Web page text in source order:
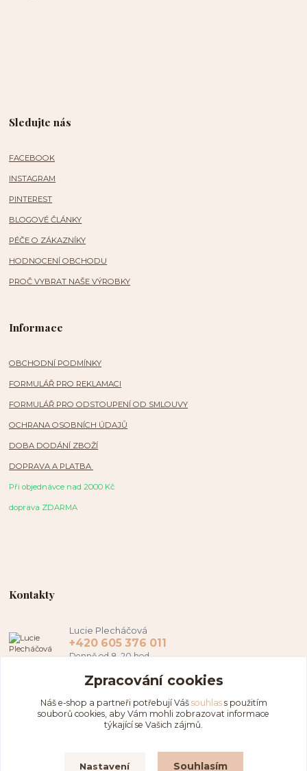
Sledujte nás
FACEBOOK
INSTAGRAM
PINTEREST
BLOGOVÉ ČLÁNKY
PÉČE O ZÁKAZNÍKY
HODNOCENÍ OBCHODU
PROČ VYBRAT NAŠE VÝROBKY
Informace
OBCHODNÍ PODMÍNKY
FORMULÁŘ PRO REKLAMACI
FORMULÁŘ PRO ODSTOUPENÍ OD SMLOUVY
OCHRANA OSOBNÍCH ÚDAJŮ
DOBA DODÁNÍ ZBOŽÍ
DOPRAVA A PLATBA
Při objednávce nad 2000 Kč
doprava ZDARMA
Kontakty
Lucie Plecháčová
+420 605 376 011
Denně od 8-20 hod.
hamapl@seznam.cz
Zpracování cookies
Náš e-shop a partneři potřebují Váš souhlass použitím
souborů cookies, aby Vám mohli zobrazovat informace
týkající se Vašich zájmů.
Nastavení Souhlasím